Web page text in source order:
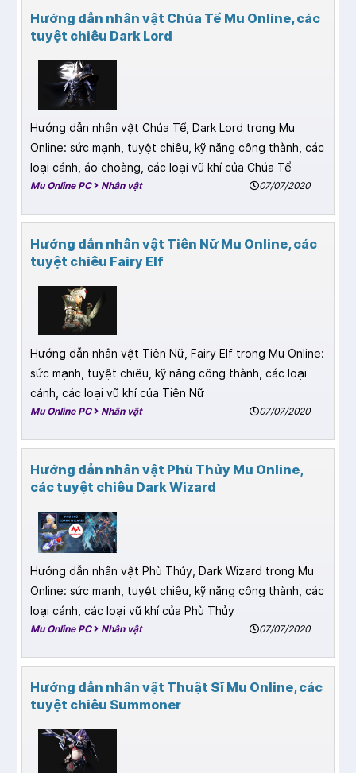
Hướng dẫn nhân vật Chúa Tể Mu Online, các
tuyệt chiêu Dark Lord
Hướng dẫn nhân vật Chúa Tể, Dark Lord trong Mu
Online: sức mạnh, tuyệt chiêu, kỹ năng công thành, các
loại cánh, áo choàng, các loại vũ khí của Chúa Tể
Mu Online PC Nhân vật 07/07/2020
Hướng dẫn nhân vật Tiên Nữ Mu Online, các
tuyệt chiêu Fairy Elf
Hướng dẫn nhân vật Tiên Nữ, Fairy Elf trong Mu Online:
sức mạnh, tuyệt chiêu, kỹ năng công thành, các loại
cánh, các loại vũ khí của Tiên Nữ
Mu Online PC Nhân vật 07/07/2020
Hướng dẫn nhân vật Phù Thủy Mu Online,
các tuyệt chiêu Dark Wizard
Hướng dẫn nhân vật Phù Thủy, Dark Wizard trong Mu
Online: sức mạnh, tuyệt chiêu, kỹ năng công thành, các
loại cánh, các loại vũ khí của Phù Thủy
Mu Online PC Nhân vật 07/07/2020
Hướng dẫn nhân vật Thuật Sĩ Mu Online, các
tuyệt chiêu Summoner